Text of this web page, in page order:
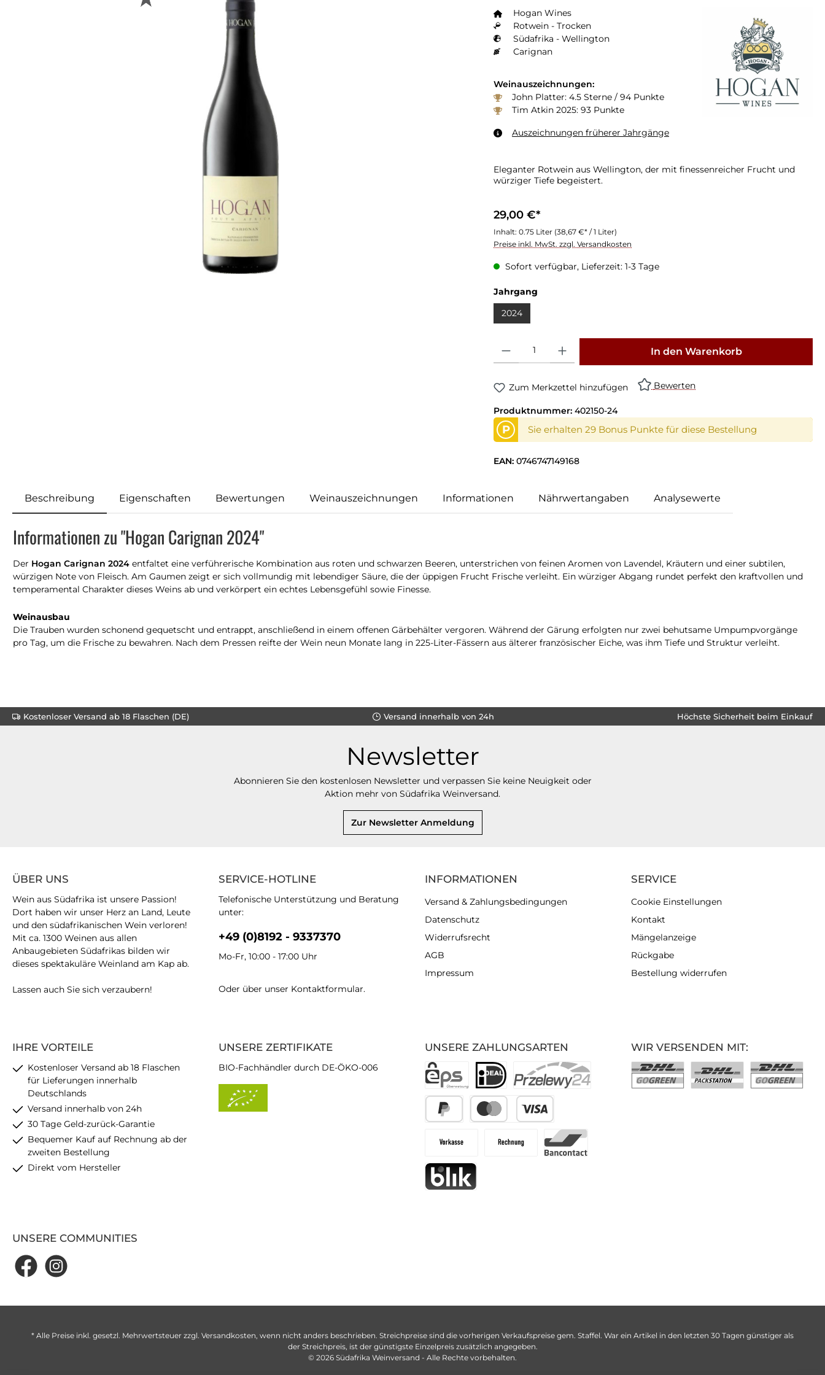
Hogan Wines
Rotwein - Trocken
Südafrika - Wellington
Carignan
Weinauszeichnungen:
John Platter: 4.5 Sterne / 94 Punkte
Tim Atkin 2025: 93 Punkte
Auszeichnungen früherer Jahrgänge
Eleganter Rotwein aus Wellington, der mit finessenreicher Frucht und
würziger Tiefe begeistert.
29,00 €*
Inhalt: 0.75 Liter (38,67 €* / 1 Liter)
Preise inkl. MwSt. zzgl. Versandkosten
Sofort verfügbar, Lieferzeit: 1-3 Tage
Jahrgang
2024
In den Warenkorb
Zum Merkzettel hinzufügen Bewerten
Produktnummer: 402150-24
P Sie erhalten 29 Bonus Punkte für diese Bestellung
EAN: 0746747149168
Beschreibung Eigenschaften Bewertungen Weinauszeichnungen Informationen Nährwertangaben Analysewerte
Informationen zu "Hogan Carignan 2024"
Der Hogan Carignan 2024 entfaltet eine verführerische Kombination aus roten und schwarzen Beeren, unterstrichen von feinen Aromen von Lavendel, Kräutern und einer subtilen,
würzigen Note von Fleisch. Am Gaumen zeigt er sich vollmundig mit lebendiger Säure, die der üppigen Frucht Frische verleiht. Ein würziger Abgang rundet perfekt den kraftvollen und
temperamental Charakter dieses Weins ab und verkörpert ein echtes Lebensgefühl sowie Finesse.
Weinausbau
Die Trauben wurden schonend gequetscht und entrappt, anschließend in einem offenen Gärbehälter vergoren. Während der Gärung erfolgten nur zwei behutsame Umpumpvorgänge
pro Tag, um die Frische zu bewahren. Nach dem Pressen reifte der Wein neun Monate lang in 225-Liter-Fässern aus älterer französischer Eiche, was ihm Tiefe und Struktur verleiht.
Kostenloser Versand ab 18 Flaschen (DE) Versand innerhalb von 24h Höchste Sicherheit beim Einkauf
Newsletter
Abonnieren Sie den kostenlosen Newsletter und verpassen Sie keine Neuigkeit oder
Aktion mehr von Südafrika Weinversand.
Zur Newsletter Anmeldung
SERVICE-HOTLINE
Telefonische Unterstützung und Beratung
unter:
+49 (0)8192 - 9337370
Mo-Fr, 10:00 - 17:00 Uhr
Oder über unser Kontaktformular.
IHRE VORTEILE
Kostenloser Versand ab 18 Flaschen
für Lieferungen innerhalb
Deutschlands
Versand innerhalb von 24h
30 Tage Geld-zurück-Garantie
Bequemer Kauf auf Rechnung ab der
zweiten Bestellung
Direkt vom Hersteller
UNSERE ZAHLUNGSARTEN
ÜBER UNS
Wein aus Südafrika ist unsere Passion!
Dort haben wir unser Herz an Land, Leute
und den südafrikanischen Wein verloren!
Mit ca. 1300 Weinen aus allen
Anbaugebieten Südafrikas bilden wir
dieses spektakuläre Weinland am Kap ab.
Lassen auch Sie sich verzaubern!
UNSERE ZERTIFIKATE
BIO-Fachhändler durch DE-ÖKO-006
INFORMATIONEN
Versand & Zahlungsbedingungen
Datenschutz
Widerrufsrecht
AGB
Impressum
SERVICE
Cookie Einstellungen
Kontakt
Mängelanzeige
Rückgabe
Bestellung widerrufen
UNSERE COMMUNITIES
WIR VERSENDEN MIT:
* Alle Preise inkl. gesetzl. Mehrwertsteuer zzgl. Versandkosten, wenn nicht anders beschrieben. Streichpreise sind die vorherigen Verkaufspreise gem. Staffel. War ein Artikel in den letzten 30 Tagen günstiger als
der Streichpreis, ist der günstigste Einzelpreis zusätzlich angegeben.
© 2026 Südafrika Weinversand - Alle Rechte vorbehalten.